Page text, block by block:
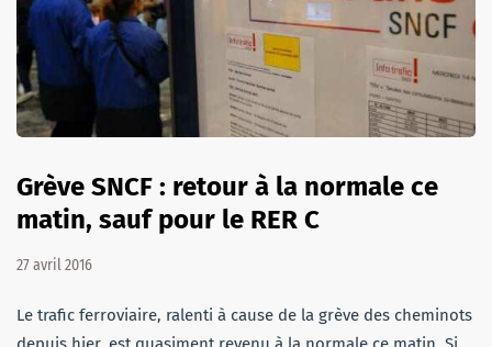
Grève SNCF : retour à la normale ce
matin, sauf pour le RER C
27 avril 2016
Le trafic ferroviaire, ralenti à cause de la grève des cheminots